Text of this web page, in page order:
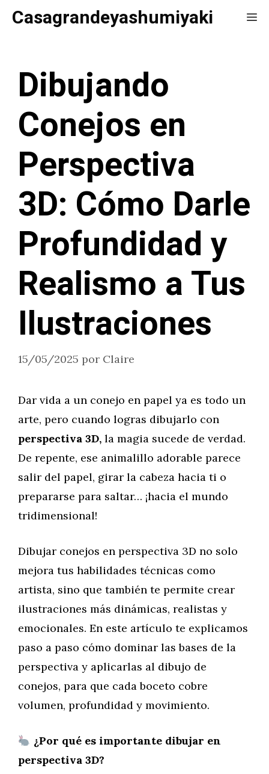
SaltarCasagrandeyashumiyaki
Dibujando
Conejos en
Perspectiva
3D: Cómo Darle
Profundidad y
Realismo a Tus
Ilustraciones
15/05/2025 por Claire
Dar vida a un conejo en papel ya es todo un
arte, pero cuando logras dibujarlo con
perspectiva 3D, la magia sucede de verdad.
De repente, ese animalillo adorable parece
salir del papel, girar la cabeza hacia ti o
prepararse para saltar… ¡hacia el mundo
tridimensional!
Dibujar conejos en perspectiva 3D no solo
mejora tus habilidades técnicas como
artista, sino que también te permite crear
ilustraciones más dinámicas, realistas y
emocionales. En este artículo te explicamos
paso a paso cómo dominar las bases de la
perspectiva y aplicarlas al dibujo de
conejos, para que cada boceto cobre
volumen, profundidad y movimiento.
¿Por qué es importante dibujar en
perspectiva 3D?